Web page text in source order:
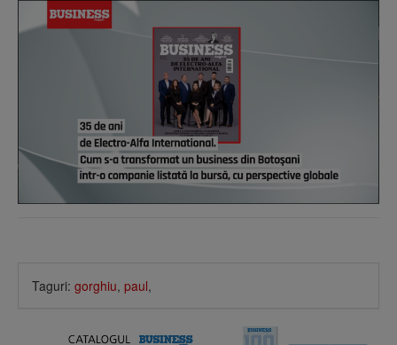
Taguri: gorghiu, paul,